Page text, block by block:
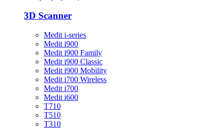
3D Scanner
Medit i-series
Medit i900
Medit i900 Family
Medit i900 Classic
Medit i900 Mobility
Medit i700 Wireless
Medit i700
Medit i600
T710
T510
T310